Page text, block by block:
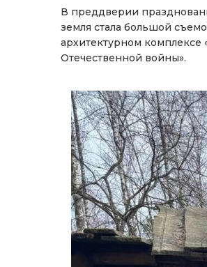
В преддверии
земля стала большой
архитектурном
Отечественной войны».